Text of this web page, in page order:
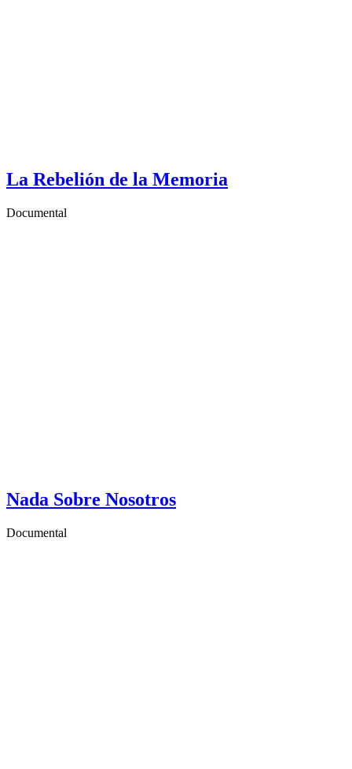
La Rebelión de la Memoria
Documental
Nada Sobre Nosotros
Documental